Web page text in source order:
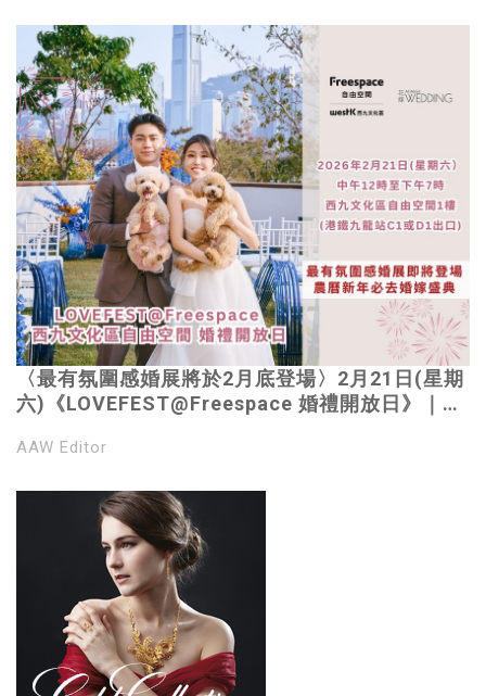
〈最有氛圍感婚展將於2月底登場〉2月21日(星期
六)《LOVEFEST@Freespace 婚禮開放日》｜農
婚場地｜免費登記
AAW Editor